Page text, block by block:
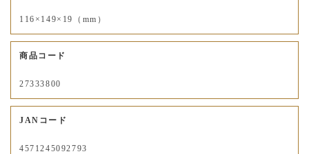
116×149×19（mm）
商品コード
27333800
JANコード
4571245092793